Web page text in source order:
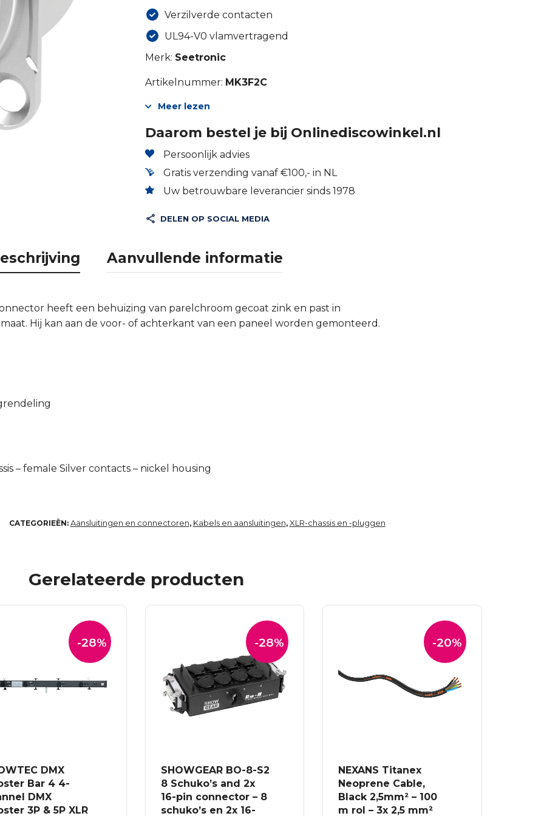
Verzilverde contacten
UL94-V0 vlamvertragend
Merk: Seetronic
Artikelnummer: MK3F2C
Meer lezen
Daarom bestel je bij Onlinediscowinkel.nl
Persoonlijk advies
Gratis verzending vanaf €100,- in NL
Uw betrouwbare leverancier sinds 1978
DELEN OP SOCIAL MEDIA
Aanvullende informatie
heeft een behuizing van parelchroom gecoat zink en past in
Hij kan aan de voor- of achterkant van een paneel worden gemonteerd.
– female Silver contacts – nickel housing
CATEGORIEËN: Aansluitingen en connectoren, Kabels en aansluitingen, XLR-chassis en -pluggen
Gerelateerde producten
-28%
DMX
Bar 4 4-
DMX
3P & 5P XLR
-28%
SHOWGEAR BO-8-S2
8 Schuko’s and 2x
16-pin connector – 8
schuko’s en 2x 16-
-20%
NEXANS Titanex
Neoprene Cable,
Black 2,5mm² – 100
m rol – 3x 2,5 mm²